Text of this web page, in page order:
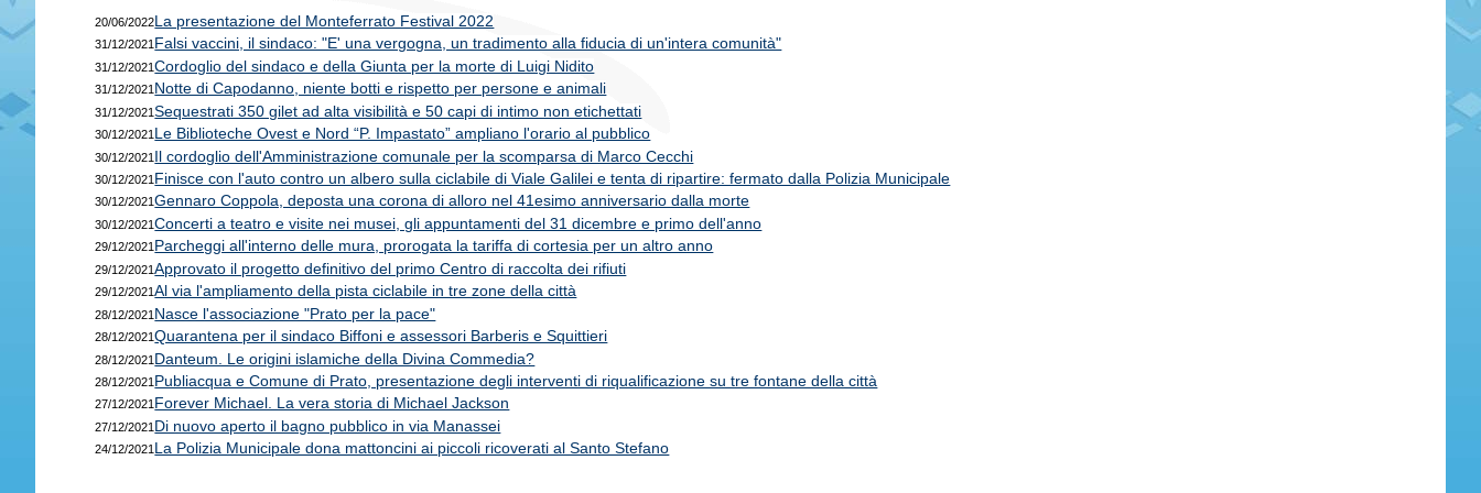
20/06/2022 La presentazione del Monteferrato Festival 2022
31/12/2021 Falsi vaccini, il sindaco: "E' una vergogna, un tradimento alla fiducia di un'intera comunità"
31/12/2021Cordoglio del sindaco e della Giunta per la morte di Luigi Nidito
31/12/2021 Notte di Capodanno, niente botti e rispetto per persone e animali
31/12/2021Sequestrati 350 gilet ad alta visibilità e 50 capi di intimo non etichettati
30/12/2021 Le Biblioteche Ovest e Nord “P. Impastato” ampliano l'orario al pubblico
30/12/2021 Il cordoglio dell'Amministrazione comunale per la scomparsa di Marco Cecchi
30/12/2021 Finisce con l'auto contro un albero sulla ciclabile di Viale Galilei e tenta di ripartire: fermato dalla Polizia Municipale
30/12/2021Gennaro Coppola, deposta una corona di alloro nel 41esimo anniversario dalla morte
30/12/2021Concerti a teatro e visite nei musei, gli appuntamenti del 31 dicembre e primo dell'anno
29/12/2021 Parcheggi all'interno delle mura, prorogata la tariffa di cortesia per un altro anno
29/12/2021Approvato il progetto definitivo del primo Centro di raccolta dei rifiuti
29/12/2021Al via l'ampliamento della pista ciclabile in tre zone della città
28/12/2021 Nasce l'associazione "Prato per la pace"
28/12/2021Quarantena per il sindaco Biffoni e assessori Barberis e Squittieri
28/12/2021 Danteum. Le origini islamiche della Divina Commedia?
28/12/2021 Publiacqua e Comune di Prato, presentazione degli interventi di riqualificazione su tre fontane della città
27/12/2021 Forever Michael. La vera storia di Michael Jackson
27/12/2021 Di nuovo aperto il bagno pubblico in via Manassei
24/12/2021 La Polizia Municipale dona mattoncini ai piccoli ricoverati al Santo Stefano